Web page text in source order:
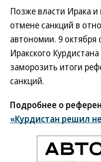
Позже власти Ирака
отмене санкций в
автономии. 9 октября
Иракского
заморозить итоги
санкций.
Подробнее о
«Курдистан решил